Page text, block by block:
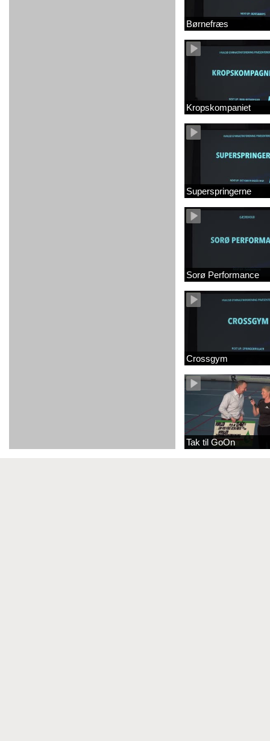
Børnefræs
Kropskompaniet
Superspringerne
Sorø Performance
Crossgym
Tak til GoOn